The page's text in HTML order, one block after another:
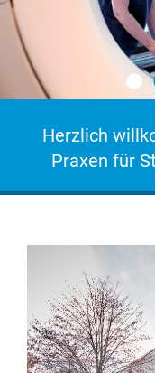
Herzlich
Praxen für